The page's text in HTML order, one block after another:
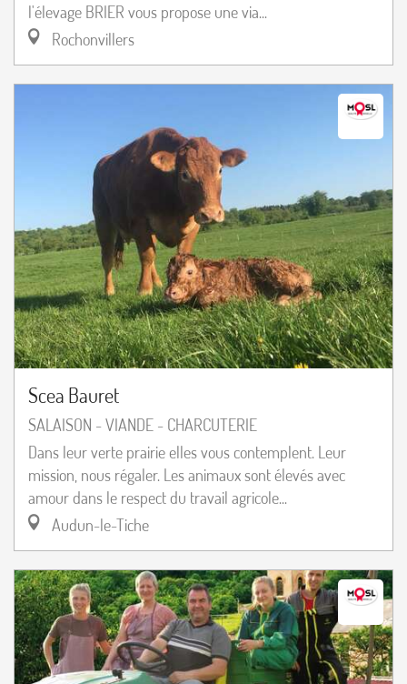
l'élevage BRIER vous propose une via...
Rochonvillers
Scea Bauret
SALAISON - VIANDE - CHARCUTERIE
Dans leur verte prairie elles vous contemplent. Leur
mission, nous régaler. Les animaux sont élevés avec
amour dans le respect du travail agricole...
Audun-le-Tiche